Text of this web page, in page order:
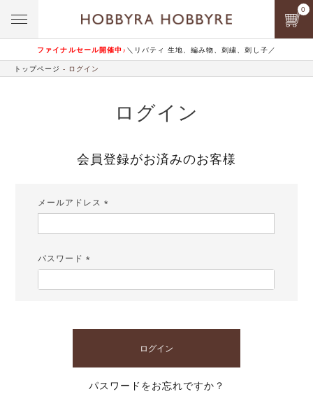
ファイナルセール開催中♪ ＼リバティ 生地、編み物、刺繍、刺し子／
0
トップページ ログイン
ログイン
会員登録がお済みのお客様
メールアドレス
パスワード
ログイン
パスワードをお忘れですか？